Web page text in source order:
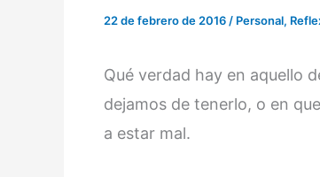
22 de febrero de 2016 / Personal,
Qué verdad hay en aquello
dejamos de tenerlo, o en
a estar mal.